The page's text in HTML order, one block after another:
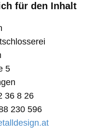
für den Inhalt
5
36 8 26
230 596